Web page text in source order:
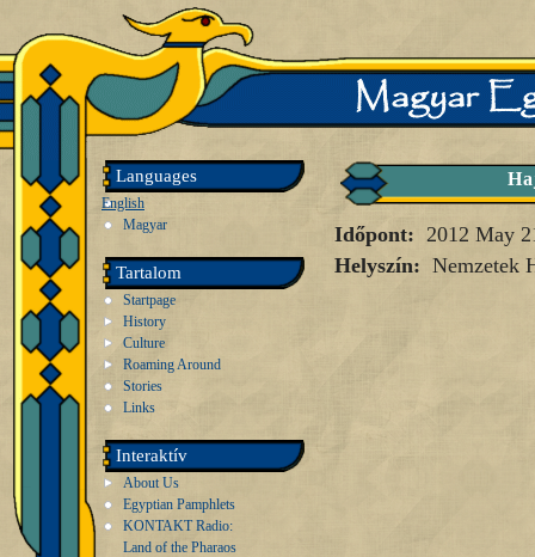
Languages
English
Magyar
Tartalom
Startpage
History
Culture
Roaming Around
Stories
Links
Interaktív
About Us
Egyptian Pamphlets
KONTAKT Radio:
Land of the Pharaos
Időpont: 2012 May
Helyszín: Nemzetek